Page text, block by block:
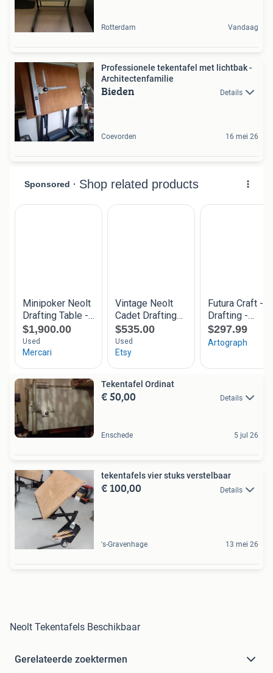
Rotterdam Vandaag
Professionele tekentafel met lichtbak -
Architectenfamilie
Bieden Details
Coevorden 16 mei 26
Tekentafel Ordinat
€ 50,00 Details
Enschede 5 jul 26
tekentafels vier stuks verstelbaar
€ 100,00 Details
's-Gravenhage 13 mei 26
Neolt Tekentafels Beschikbaar
Gerelateerde zoektermen